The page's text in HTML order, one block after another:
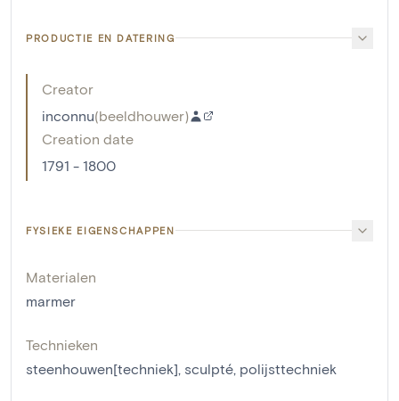
PRODUCTIE EN DATERING
Creator
inconnu(beeldhouwer)
Creation date
1791 - 1800
FYSIEKE EIGENSCHAPPEN
Materialen
marmer
Technieken
steenhouwen[techniek], sculpté, polijsttechniek